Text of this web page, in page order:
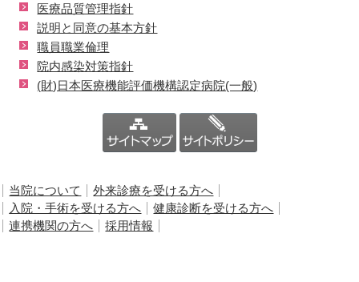
医療品質管理指針
説明と同意の基本方針
職員職業倫理
院内感染対策指針
(財)日本医療機能評価機構認定病院(一般)
当院について
外来診療を受ける方へ
入院・手術を受ける方へ
健康診断を受ける方へ
連携機関の方へ
採用情報